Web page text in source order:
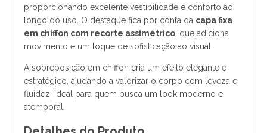
proporcionando excelente vestibilidade e conforto ao
longo do uso. O destaque fica por conta da capa fixa
em chiffon com recorte assimétrico , que adiciona
movimento e um toque de sofisticação ao visual.
A sobreposição em chiffon cria um efeito elegante e
estratégico, ajudando a valorizar o corpo com leveza e
fluidez, ideal para quem busca um look moderno e
atemporal.